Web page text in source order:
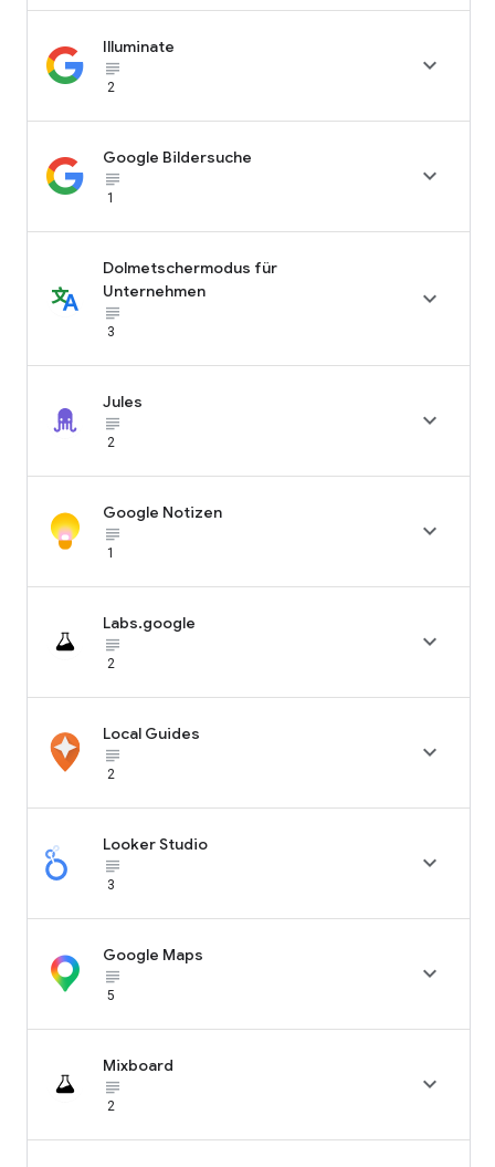
Illuminate
subject_black
2

Google Bildersuche
subject_black
1

Dolmetschermodus für
Unternehmen
subject_black
3

Jules
subject_black
2

Google Notizen
subject_black
1

Labs.google
subject_black
2

Local Guides
subject_black
2

Looker Studio
subject_black
3

Google Maps
subject_black
5

Mixboard
subject_black
2
